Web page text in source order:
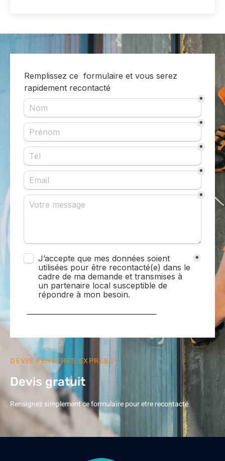
DEVIS FENÊTRES EXPRESS
Devis gratuit
Rensignez simplement ce formulaire pour etre recontacté